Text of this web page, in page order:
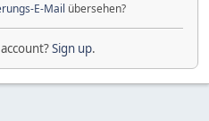
E-Mail übersehen?
Sign up.